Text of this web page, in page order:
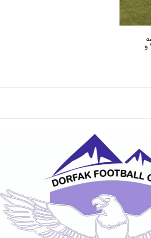
فوتبال کرج (متولدین 90 و